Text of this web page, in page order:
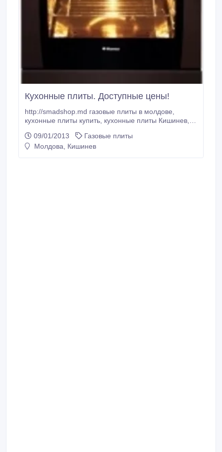
Кухонные плиты. Доступные цены!
http://smadshop.md газовые плиты в молдове,
кухонные плиты купить, кухонные плиты Кишинев,
плиты, плиты газовые, кухонные плиты скидки,
кухонные плиты доставка, .
09/01/2013
Газовые плиты
Молдова, Кишинев